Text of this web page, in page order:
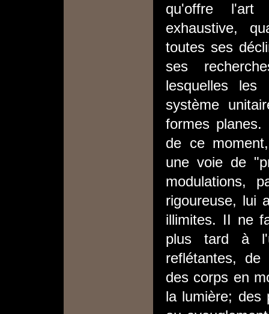
qu'offre l'art
exhaustive,
toutes ses
ses
lesquelles les
système
formes
de ce
une voie de
modulations,
rigoureuse, lui
illimites. II ne
plus tard à
reflétantes, de
des corps en
la lumière; des